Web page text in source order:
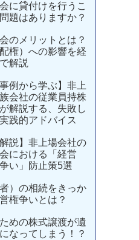
に貸付けを行うこ
題はありますか？
のメリットとは？
権）への影響を経
解説
例から学ぶ】非上
会社の従業員持株
解説する、失敗し
践的アドバイス
解説】非上場会社の
における「経営
い」防止策5選
）の相続をきっか
権争いとは？
めの株式譲渡が遺
なってしまう！？